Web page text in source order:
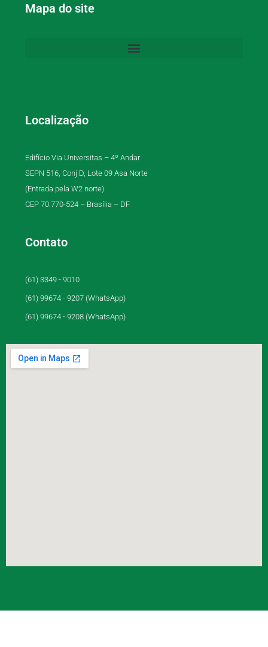
Mapa do site
Localização
Edifício Via Universitas – 4º Andar
SEPN 516, Conj D, Lote 09 Asa Norte
(Entrada pela W2 norte)
CEP 70.770-524 – Brasília – DF
Contato
(61) 3349 - 9010
(61) 99674 - 9207 (WhatsApp)
(61) 99674 - 9208 (WhatsApp)